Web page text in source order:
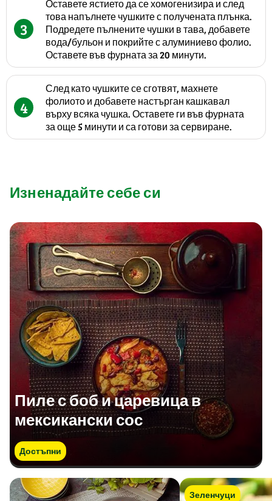
3
Оставете ястието да се хомогенизира и след
това напълнете чушките с получената плънка.
Подредете пълнените чушки в тава, добавете
вода/бульон и покрийте с алуминиево фолио.
Оставете във фурната за 20 минути.
4
След като чушките се сготвят, махнете
фолиото и добавете настърган кашкавал
върху всяка чушка. Оставете ги във фурната
за още 5 минути и са готови за сервиране.
Изненадайте себе си
Пиле с боб и царевица в
мексикански сос
Достъпни
Зеленчуци